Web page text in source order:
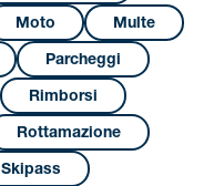
Moto Multe
Parcheggi
Rimborsi
Rottamazione
Skipass